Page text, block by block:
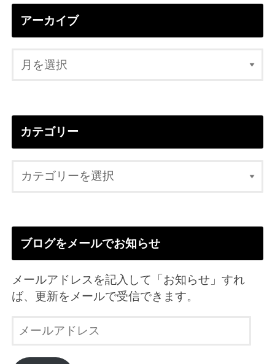
アーカイブ
カテゴリー
ブログをメールでお知らせ
メールアドレスを記入して「お知らせ」すれ
ば、更新をメールで受信できます。
ル